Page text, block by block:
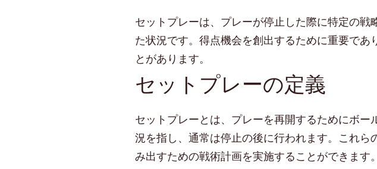
セットプレーは、プレーが停止した際に特定の
た状況です。得点機会を創出するために重要であ
とがあります。
セットプレーの定義
セットプレーとは、プレーを再開するためにボー
況を指し、通常は停止の後に行われます。これら
み出すための戦術計画を実施することができます